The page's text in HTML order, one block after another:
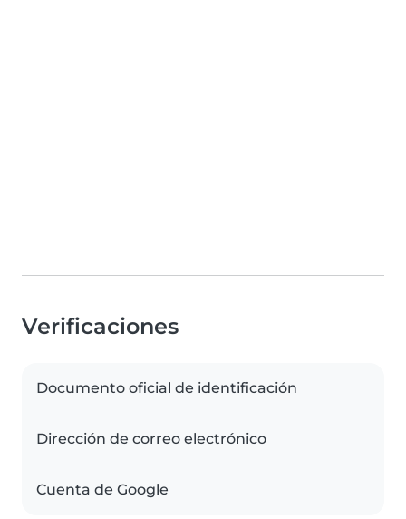
Verificaciones
Documento oficial de identificación
Dirección de correo electrónico
Cuenta de Google